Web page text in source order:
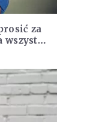
za